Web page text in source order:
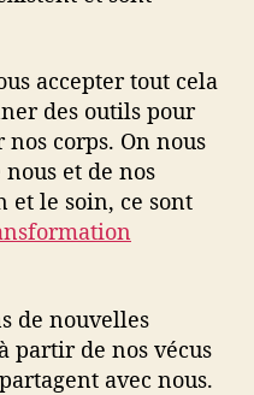
accepter tout cela
des outils pour
corps. On nous
et de nos
et le soin, ce sont
de nouvelles
partir de nos vécus
avec nous.